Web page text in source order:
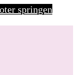
springen